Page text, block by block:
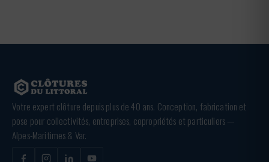
Votre expert clôture depuis plus de 40 ans. Conception, fabrication et
pose pour collectivités, entreprises, copropriétés et particuliers —
Alpes-Maritimes & Var.